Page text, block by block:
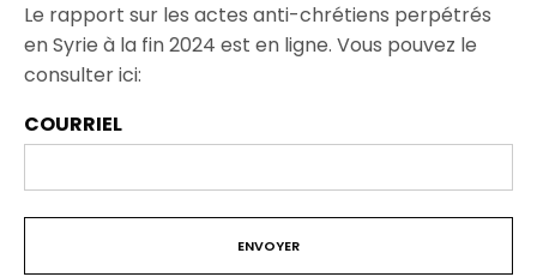
Le rapport sur les actes anti-chrétiens perpétrés
en Syrie à la fin 2024 est en ligne. Vous pouvez le
consulter ici:
COURRIEL